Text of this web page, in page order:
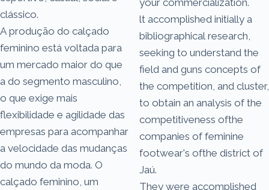
clássico.
A produção do calçado
feminino está voltada para
um mercado maior do que
a do segmento masculino,
o que exige mais
flexibilidade e agilidade das
empresas para acompanhar
a velocidade das mudanças
do mundo da moda. O
calçado feminino, um
lt accomplished initially a
bibliographical research,
seeking to understand the
field and guns concepts of
the competition, and cluster,
to obtain an analysis of the
competitiveness ofthe
companies of feminine
footwear's ofthe district of
Jaú.
They were accomplished